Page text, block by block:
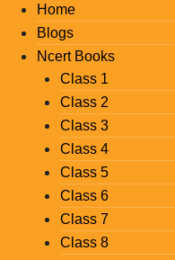
Home
Blogs
Ncert Books
Class 1
Class 2
Class 3
Class 4
Class 5
Class 6
Class 7
Class 8